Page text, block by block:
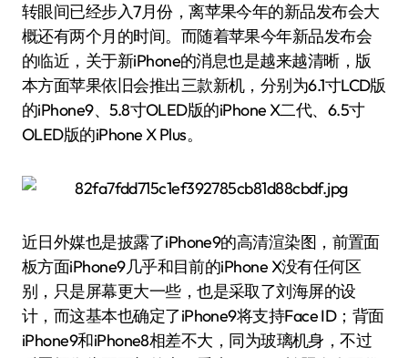
转眼间已经步入7月份，离苹果今年的新品发布会大
概还有两个月的时间。而随着苹果今年新品发布会
的临近，关于新iPhone的消息也是越来越清晰，版
本方面苹果依旧会推出三款新机，分别为6.1寸LCD版
的iPhone9、5.8寸OLED版的iPhone X二代、6.5寸
OLED版的iPhone X Plus。
近日外媒也是披露了iPhone9的高清渲染图，前置面
板方面iPhone9几乎和目前的iPhone X没有任何区
别，只是屏幕更大一些，也是采取了刘海屏的设
计，而这基本也确定了iPhone9将支持Face ID；背面
iPhone9和iPhone8相差不大，同为玻璃机身，不过